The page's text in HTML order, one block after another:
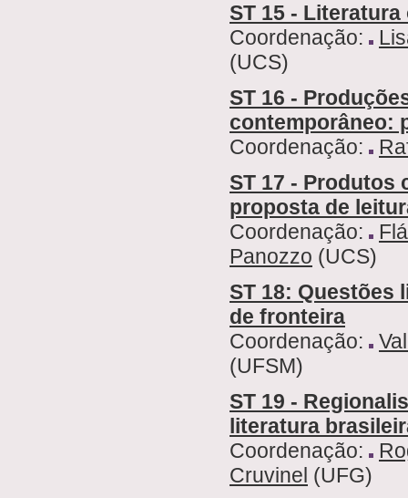
ST 15 -
Coordenação:
(UCS)
ST 16 -
contemporâneo:
Coordenação:
ST 17 - Produtos
proposta de
Coordenação:
Panozzo (UCS)
ST 18: Questões
de fronteira
Coordenação:
(UFSM)
ST 19 -
literatura
Coordenação:
Cruvinel (UFG)